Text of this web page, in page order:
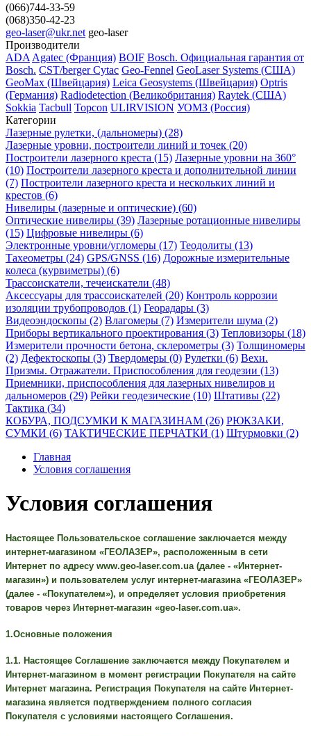
(066)744-33-59
(068)350-42-23
geo-laser@ukr.net geo-laser
Производители
ADA Agatec (Франция) BOIF Bosch. Официальная гарантия от
Вosch. CST/bergerCytac Geo-Fennel GeoLaser Systems (CША)
GeoMax (Швейцария) Leica Geosystems (Швейцария) Optris
(Германия) Radiodetection (Великобритания) Raytek (США)
Sokkia Tacbull Topcon ULIRVISION УОМЗ (Россия)
Категории
Лазерные рулетки, (дальномеры) (28)
Лазерные уровни, построители линий и точек (20)
Построители лазерного креста (15) Лазерные уровни на 360°
(10) Построители лазерного креста и дополнительной линии
(7) Построители лазерного креста и нескольких линий и
крестов (6)
Нивелиры (лазерные и оптические) (60)
Оптические нивелиры (39) Лазерные ротационные нивелиры
(15) Цифровые нивелиры (6)
Электронные уровни/угломеры (17) Теодолиты (13)
Тахеометры (24) GPS/GNSS (16) Дорожные измерительные
колеса (курвиметры) (6)
Трассоискатели, течеискатели (48)
Аксессуары для трассоискателей (20) Контроль коррозии
изоляции трубопроводов (1) Георадары (3)
Видеоэндоскопы (2) Влагомеры (7) Измерители шума (2)
Приборы вертикального проектирования (3) Тепловизоры (18)
Измерители прочности бетона, склерометры (3) Толщиномеры
(2) Дефектоскопы (3) Твердомеры (0) Рулетки (6) Вехи.
Призмы. Отражатели. Приспособления для геодезии (13)
Приемники, приспособления для лазерных нивелиров и
дальномеров (29) Рейки геодезические (10) Штативы (22)
Тактика (34)
КОБУРА, ПОДСУМКИ К МАГАЗИНАМ (26) РЮКЗАКИ,
СУМКИ (6) ТАКТИЧЕСКИЕ ПЕРЧАТКИ (1) Штурмовки (2)
Главная
Условия соглашения
Условия соглашения
Настоящее Пользовательское соглашение заключается между
интернет-магазином «ГЕОЛАЗЕР», расположенным в сети
Интернет по адресу www.geo-laser.com.ua (далее - «Интернет-
магазин») и пользователем услуг интернет-магазина «ГЕОЛАЗЕР»
(далее - «Покупателем»), и определяет условия приобретения
товаров через Интернет-магазин «geo-laser.com.ua».
1.Основные положения
1.1. Настоящее Соглашение заключается между Покупателем и
Интернет-магазином в момент регистрации Покупателя на сайте
Интернет магазина. Регистрация Покупателя на сайте Интернет-
магазина является подтверждением полного согласия
Покупателя с условиями настоящего Соглашения.